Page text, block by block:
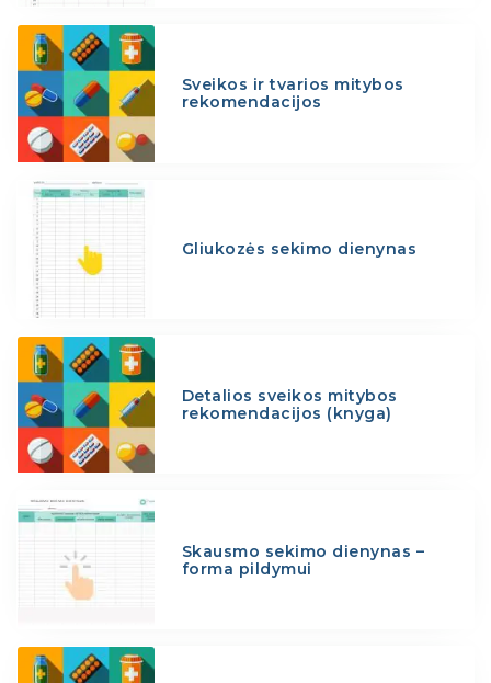
Sveikos ir tvarios mitybos
rekomendacijos
Gliukozės sekimo dienynas
Detalios sveikos mitybos
rekomendacijos (knyga)
Skausmo sekimo dienynas –
forma pildymui